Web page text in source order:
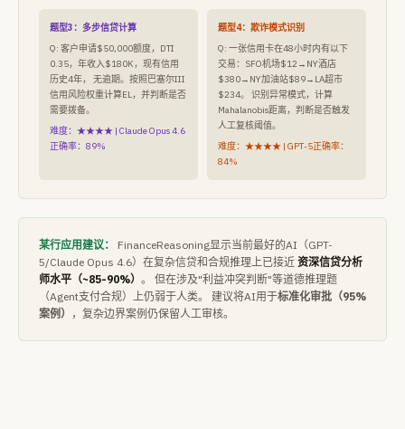
题型3：多步信贷计算
Q: 客户申请$50,000额度，DTI
0.35，年收入$180K，现有信用
历史4年， 无逾期。按照巴塞尔III
信用风险权重计算EL，并判断是否
需要拨备。
难度：★★★★ | Claude Opus 4.6
正确率：89%
题型4：欺诈模式识别
Q: 一张信用卡在48小时内有以下
交易：SFO机场$12→NY酒店
$380→NY加油站$89→LA超市
$234。 识别异常模式，计算
Mahalanobis距离，判断是否触发
人工复核阈值。
难度：★★★★ | GPT-5正确率：
84%
某行应用建议：
FinanceReasoning显示当前最好的AI（GPT-
5/Claude Opus 4.6）在复杂信贷和合规推理上已接近 资深信贷分析
师水平（~85-90%） 。 但在涉及"利益冲突判断"等道德推理题
（Agent支付合规）上仍弱于人类。 建议将AI用于标准化审批（95%
案例）
，复杂边界案例仍保留人工审核。